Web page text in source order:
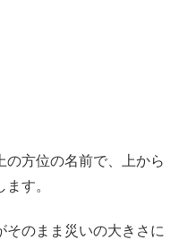
の方位の名前で、上から
す。
そのまま災いの大きさに